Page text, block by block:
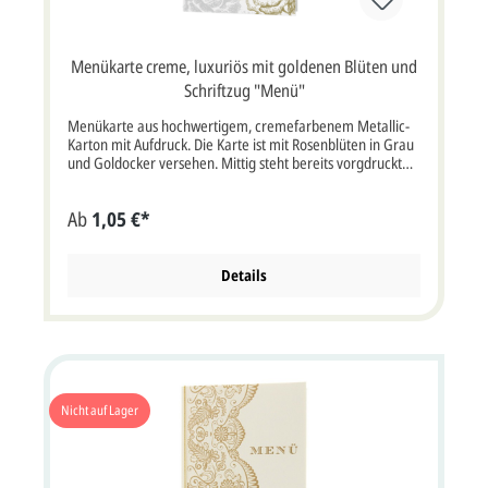
Menükarte creme, luxuriös mit goldenen Blüten und
Schriftzug "Menü"
Menükarte aus hochwertigem, cremefarbenem Metallic-
Karton mit Aufdruck. Die Karte ist mit Rosenblüten in Grau
und Goldocker versehen. Mittig steht bereits vorgdruckt
x Höhe (aufgeklappt 22x17 cm Breite x Höhe). Unsere
Empfehlung als Druckfarbe für den Namen/Text bei dieser
Kartenpreis ist ohne Briefkuvert!
Ab 1,05 €*
Details
Nicht auf Lager